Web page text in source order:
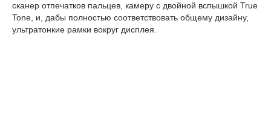
сканер отпечатков пальцев, камеру с двойной вспышкой True
Tone, и, дабы полностью соответствовать общему дизайну,
ультратонкие рамки вокруг дисплея.